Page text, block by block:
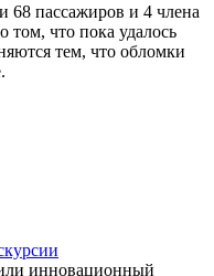
68 пассажиров и 4 члена
что пока удалось
тем, что обломки
инновационный